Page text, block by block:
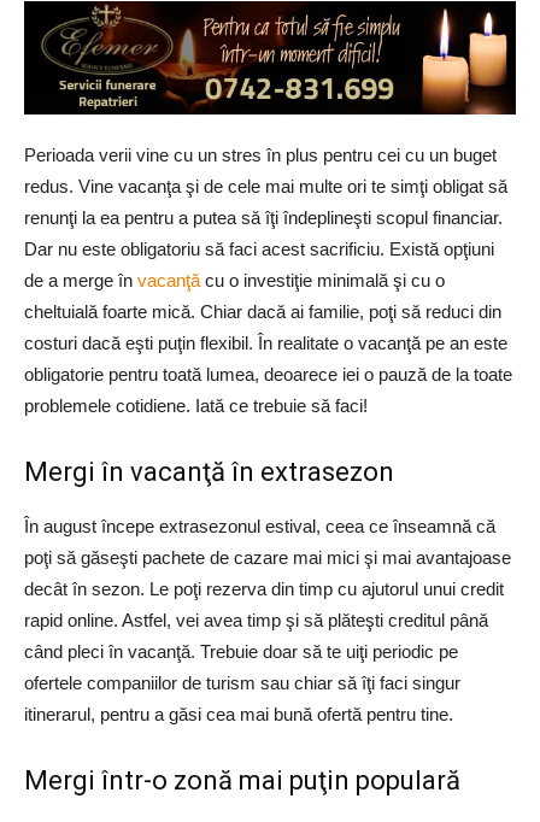
Perioada verii vine cu un stres în plus pentru cei cu un buget
redus. Vine vacanţa şi de cele mai multe ori te simţi obligat să
renunţi la ea pentru a putea să îţi îndeplineşti scopul financiar.
Dar nu este obligatoriu să faci acest sacrificiu. Există opţiuni
de a merge în vacanţă cu o investiţie minimală şi cu o
cheltuială foarte mică. Chiar dacă ai familie, poţi să reduci din
costuri dacă eşti puţin flexibil. În realitate o vacanţă pe an este
obligatorie pentru toată lumea, deoarece iei o pauză de la toate
problemele cotidiene. Iată ce trebuie să faci!
Mergi în vacanţă în extrasezon
În august începe extrasezonul estival, ceea ce înseamnă că
poţi să găseşti pachete de cazare mai mici şi mai avantajoase
decât în sezon. Le poţi rezerva din timp cu ajutorul unui credit
rapid online. Astfel, vei avea timp şi să plăteşti creditul până
când pleci în vacanţă. Trebuie doar să te uiţi periodic pe
ofertele companiilor de turism sau chiar să îţi faci singur
itinerarul, pentru a găsi cea mai bună ofertă pentru tine.
Mergi într-o zonă mai puţin populară